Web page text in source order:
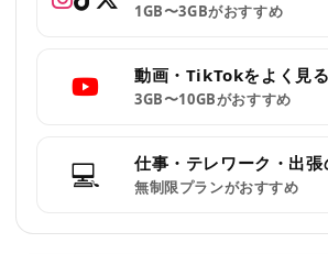
1GB〜3GBがおすすめ
動画・TikTokをよく見
3GB〜10GBがおすすめ
💻 仕事・テレワーク・出張
無制限プランがおすすめ